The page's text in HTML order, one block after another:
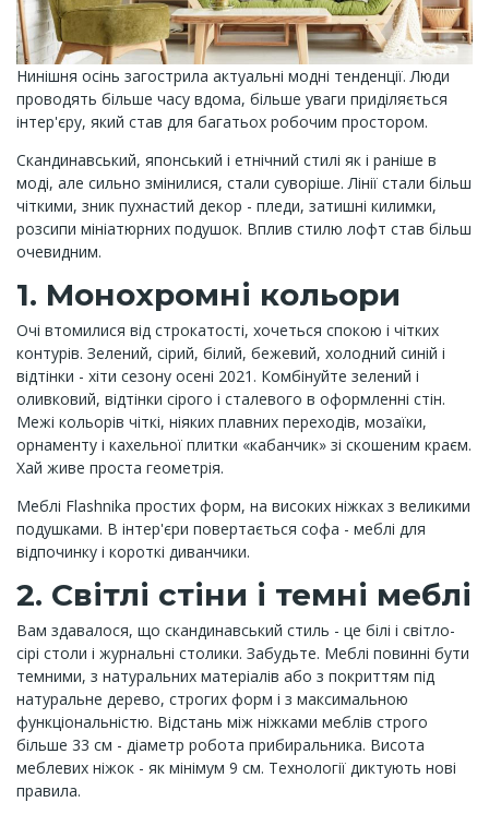
Нинішня осінь загострила актуальні модні тенденції. Люди
проводять більше часу вдома, більше уваги приділяється
інтер'єру, який став для багатьох робочим простором.
Скандинавський, японський і етнічний стилі як і раніше в
моді, але сильно змінилися, стали суворіше. Лінії стали більш
чіткими, зник пухнастий декор - пледи, затишні килимки,
розсипи мініатюрних подушок. Вплив стилю лофт став більш
очевидним.
1. Монохромні кольори
Очі втомилися від строкатості, хочеться спокою і чітких
контурів. Зелений, сірий, білий, бежевий, холодний синій і
відтінки - хіти сезону осені 2021. Комбінуйте зелений і
оливковий, відтінки сірого і сталевого в оформленні стін.
Межі кольорів чіткі, ніяких плавних переходів, мозаїки,
орнаменту і кахельної плитки «кабанчик» зі скошеним краєм.
Хай живе проста геометрія.
Меблі Flashnika простих форм, на високих ніжках з великими
подушками. В інтер'єри повертається софа - меблі для
відпочинку і короткі диванчики.
2. Світлі стіни і темні меблі
Вам здавалося, що скандинавський стиль - це білі і світло-
сірі столи і журнальні столики. Забудьте. Меблі повинні бути
темними, з натуральних матеріалів або з покриттям під
натуральне дерево, строгих форм і з максимальною
функціональністю. Відстань між ніжками меблів строго
більше 33 см - діаметр робота прибиральника. Висота
меблевих ніжок - як мінімум 9 см. Технології диктують нові
правила.